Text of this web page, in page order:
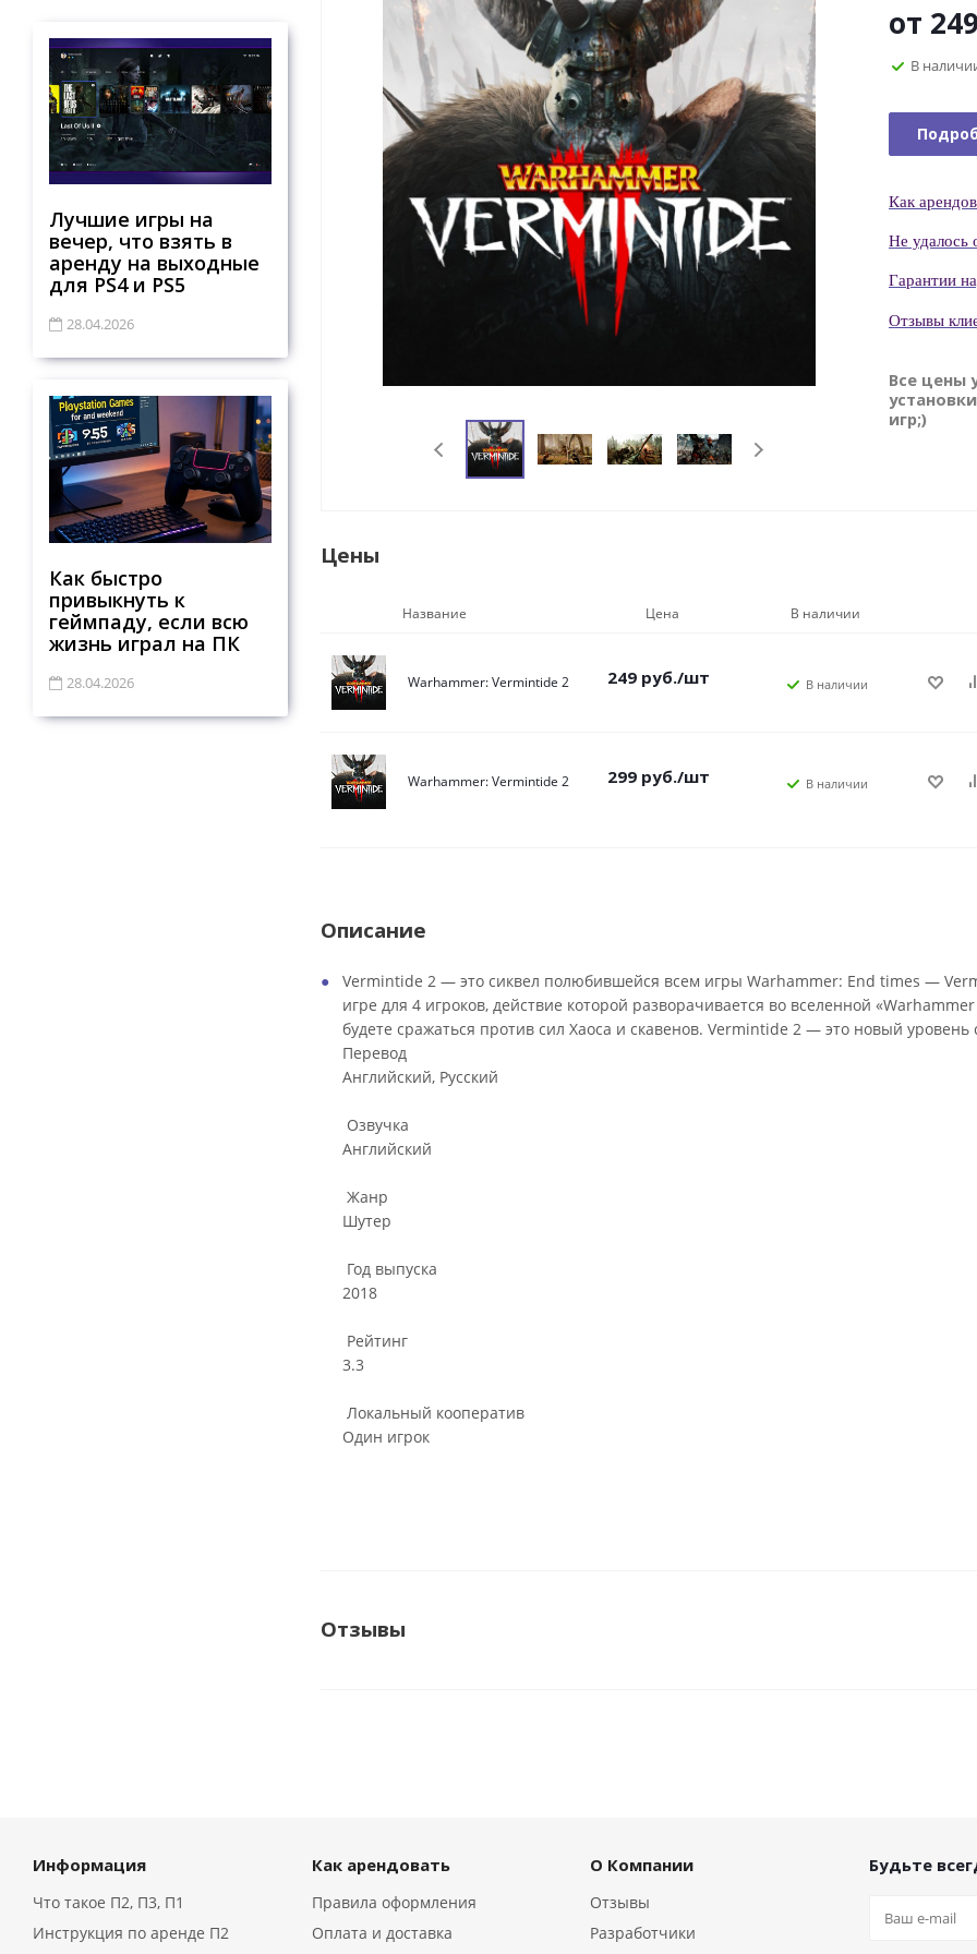
от
В
Как
Не удалось
Гарантии
Отзывы
Все цены
игр;)
Цены
Название Цена В наличии
Warhammer: Vermintide 2 249руб./шт В наличии
Warhammer: Vermintide 2 299руб./шт В наличии
Описание
Vermintide 2 — это сиквел полюбившейся всем игры Warhammer: End times —
игре для 4 игроков, действие которой разворачивается во вселенной
будете сражаться против сил Хаоса и скавенов. Vermintide 2 — это новый уровень
Перевод
Английский, Русский
Озвучка
Английский
Жанр
Шутер
Год выпуска
2018
Рейтинг
3.3
Локальный кооператив
Один игрок
Отзывы
Лучшие игры на
вечер, что взять в
аренду на выходные
для PS4 и PS5
28.04.2026
Как быстро
привыкнуть к
геймпаду, если всю
жизнь играл на ПК
28.04.2026
Информация
Что такое П2, П3, П1
Инструкция по аренде П2
Как арендовать
Правила оформления
Оплата и доставка
О Компании
Отзывы
Разработчики
Будьте